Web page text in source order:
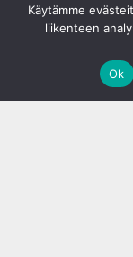
Käytämme
liikenteen
Ok